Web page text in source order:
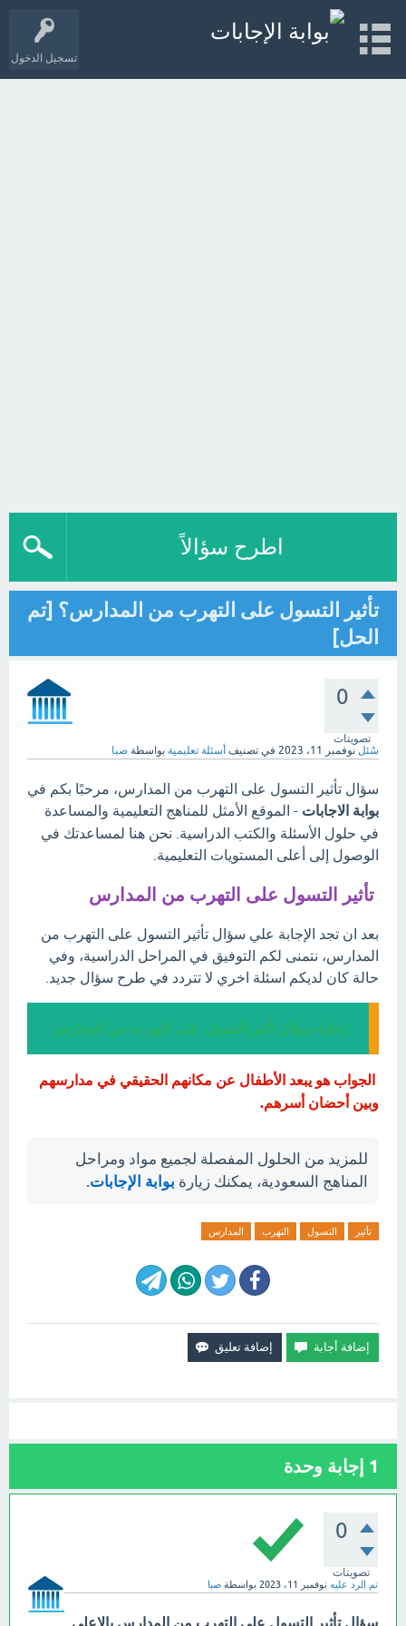
تسجيل الدخول
اطرح سؤالاً
تأثير التسول على التهرب من المدارس؟ [تم
الحل]
0
تصويتات
سُئل نوفمبر 11، 2023 في تصنيف أسئلة تعليمية بواسطة صبا
سؤال تأثير التسول على التهرب من المدارس، مرحبًا بكم في
بوابة الاجابات - الموقع الأمثل للمناهج التعليمية والمساعدة
في حلول الأسئلة والكتب الدراسية. نحن هنا لمساعدتك في
الوصول إلى أعلى المستويات التعليمية.
تأثير التسول على التهرب من المدارس
بعد ان تجد الإجابة علي سؤال تأثير التسول على التهرب من
المدارس، نتمنى لكم التوفيق في المراحل الدراسية، وفي
حالة كان لديكم اسئلة اخري لا تتردد في طرح سؤال جديد.
إجابة سؤال تأثير التسول على التهرب من المدارس
الجواب هو يبعد الأطفال عن مكانهم الحقيقي في مدارسهم
وبين أحضان أسرهم.
للمزيد من الحلول المفصلة لجميع مواد ومراحل
المناهج السعودية، يمكنك زيارة بوابة الإجابات.
تأثير التسول التهرب المدارس
1 إجابة وحدة
0
تصويتات
تم الرد عليه نوفمبر 11، 2023 بواسطة صبا